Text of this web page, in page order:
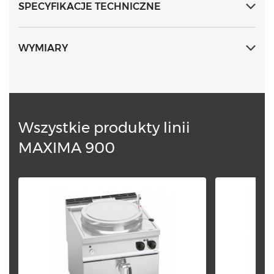
zaworem o stałej wartości wytarowania 0,05 bar.
Regulacja temperatury za pomocą pokrętła z
wartością minimalną i maksymalną.
SPECYFIKACJE TECHNICZNE
WYMIARY
Wszystkie produkty linii
MAXIMA 900